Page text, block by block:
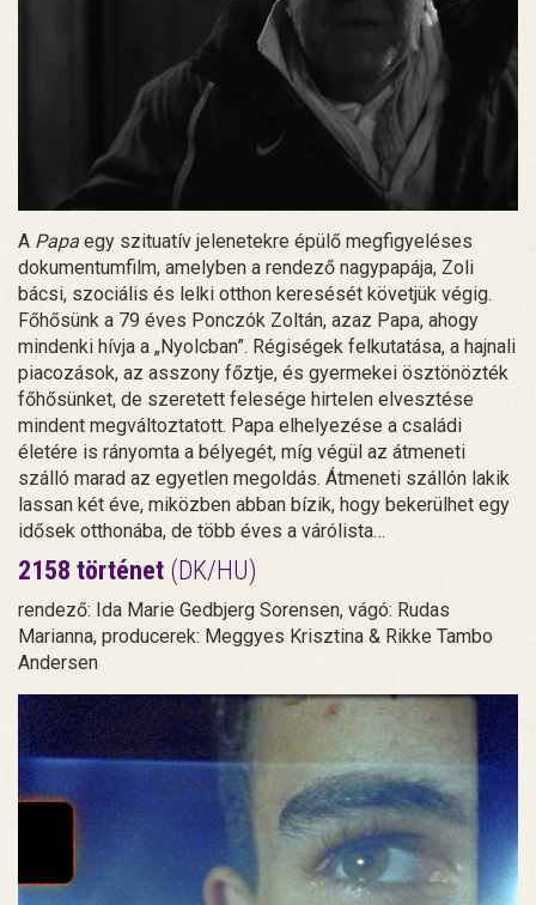
A Papa egy szituatív jelenetekre épülő megfigyeléses
dokumentumfilm, amelyben a rendező nagypapája, Zoli
bácsi, szociális és lelki otthon keresését követjük végig.
Főhősünk a 79 éves Ponczók Zoltán, azaz Papa, ahogy
mindenki hívja a „Nyolcban”. Régiségek felkutatása, a hajnali
piacozások, az asszony főztje, és gyermekei ösztönözték
főhősünket, de szeretett felesége hirtelen elvesztése
mindent megváltoztatott. Papa elhelyezése a családi
életére is rányomta a bélyegét, míg végül az átmeneti
szálló marad az egyetlen megoldás. Átmeneti szállón lakik
lassan két éve, miközben abban bízik, hogy bekerülhet egy
idősek otthonába, de több éves a várólista…
2158 történet (DK/HU)
rendező: Ida Marie Gedbjerg Sorensen, vágó: Rudas
Marianna, producerek: Meggyes Krisztina & Rikke Tambo
Andersen